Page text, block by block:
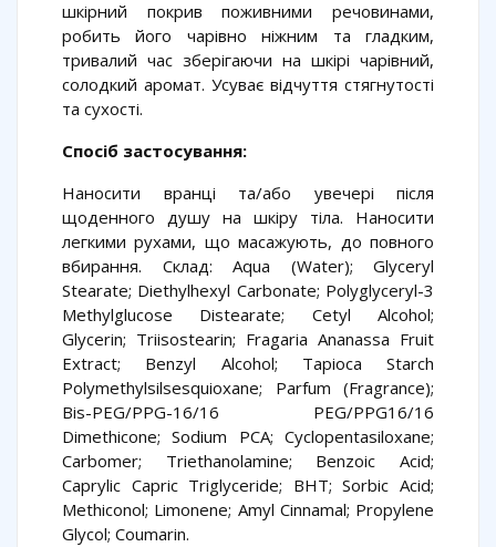
шкірний покрив поживними речовинами,
робить його чарівно ніжним та гладким,
тривалий час зберігаючи на шкірі чарівний,
солодкий аромат. Усуває відчуття стягнутості
та сухості.
Спосіб застосування:
Наносити вранці та/або увечері після
щоденного душу на шкіру тіла. Наносити
легкими рухами, що масажують, до повного
вбирання. Склад: Aqua (Water); Glyceryl
Stearate; Diethylhexyl Carbonate; Polyglyceryl-3
Methylglucose Distearate; Cetyl Alcohol;
Glycerin; Triisostearin; Fragaria Ananassa Fruit
Extract; Benzyl Alcohol; Tapioca Starch
Polymethylsilsesquioxane; Parfum (Fragrance);
Bis-PEG/PPG-16/16 PEG/PPG16/16
Dimethicone; Sodium PCA; Cyclopentasiloxane;
Carbomer; Triethanolamine; Benzoic Acid;
Caprylic Capric Triglyceride; BHT; Sorbic Acid;
Methiconol; Limonene; Amyl Cinnamal; Propylene
Glycol; Coumarin.